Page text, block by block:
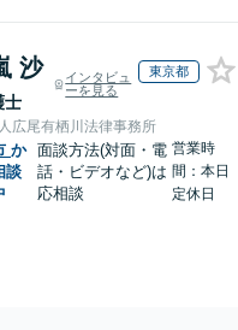
沙
士
インタビュ
ーを見る
東京都
広尾有栖川法律事務所
か
談
面談方法(対面・電
話・ビデオなど)は
応相談
営業時
間：本日
定休日